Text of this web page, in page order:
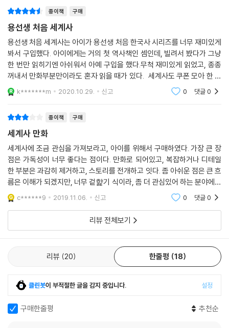
종이책 구매
용선생 처음 세계사
용선생 처음 세계사는 아이가 용선생 처음 한국사 시리즈를 너무 재미있게
봐서 구입했다. 아이에게는 거의 첫 역사책인 셈인데, 빌려서 봤다가 그냥
한 번만 읽히기엔 아쉬워서 아예 구입을 했다.무척 재미있게 읽었고, 종종
꺼내서 만화부분만이라도 혼자 읽을 때가 있다. 세계사도 쿠폰 모아 한 권
씩 한 권씩 주문해서 보는데보너스로 스티커도 받아서 더 좋아한다.(여기
에 나오는 만
k*******m 2020.10.29. 신고 0 댓글0
종이책 구매
세계사 만화
세계사에 조금 관심을 가져보라고, 아이를 위해서 구매하였다. 가장 큰 장
점은 가독성이 너무 좋다는 점이다. 만화로 되어있고, 복잡하거나 디테일
한 부분은 과감히 제거하고, 스토리를 전개하고 잇다. 좀 아쉬운 점은 큰 흐
름은 이해가 되겠지만, 너무 겉햝기 식이라, 좀 더 관심있어 하는 분야에서
는 목마를을 느낄것 같다. 일단 호기심을 불어 일으켰다는 점에서는 만족
을 한다.
c******9 2019.11.06. 신고 0 댓글0
리뷰 전체보기
리뷰 20 한줄평 18
클린봇이 부적절한 글을 감지 중입니다. 설정
구매한줄평 추천순